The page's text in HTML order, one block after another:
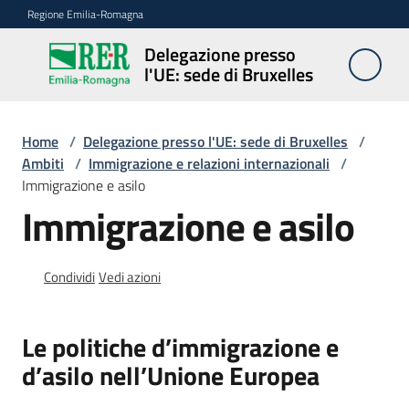
Vai al contenuto
Vai alla navigazione
Vai al footer
Regione Emilia-Romagna
Delegazione presso
l'UE: sede di Bruxelles
Delegazione
presso l'UE:
Bruxelles
Novità
Ambiti
Opportunità
Home / Delegazione presso l'UE: sede di Bruxelles /
Ambiti / Immigrazione e relazioni internazionali /
Immigrazione e asilo
Immigrazione e asilo
CondividiVedi azioni
Le politiche d’immigrazione e
d’asilo nell’Unione Europea